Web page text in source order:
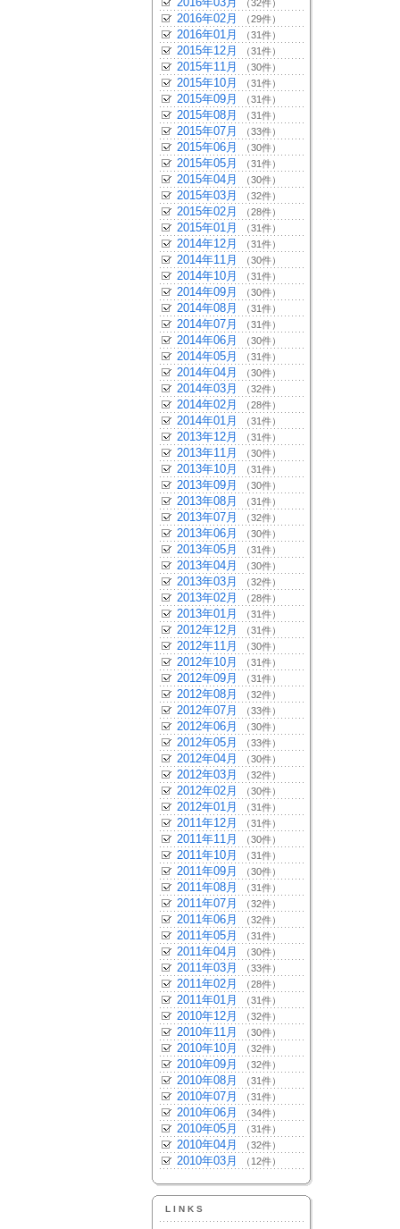
（32件）
2016年02月 （29件）
2016年01月 （31件）
2015年12月 （31件）
2015年11月 （30件）
2015年10月 （31件）
2015年09月 （31件）
2015年08月 （31件）
2015年07月 （33件）
2015年06月 （30件）
2015年05月 （31件）
2015年04月 （30件）
2015年03月 （32件）
2015年02月 （28件）
2015年01月 （31件）
2014年12月 （31件）
2014年11月 （30件）
2014年10月 （31件）
2014年09月 （30件）
2014年08月 （31件）
2014年07月 （31件）
2014年06月 （30件）
2014年05月 （31件）
2014年04月 （30件）
2014年03月 （32件）
2014年02月 （28件）
2014年01月 （31件）
2013年12月 （31件）
2013年11月 （30件）
2013年10月 （31件）
2013年09月 （30件）
2013年08月 （31件）
2013年07月 （32件）
2013年06月 （30件）
2013年05月 （31件）
2013年04月 （30件）
2013年03月 （32件）
2013年02月 （28件）
2013年01月 （31件）
2012年12月 （31件）
2012年11月 （30件）
2012年10月 （31件）
2012年09月 （31件）
2012年08月 （32件）
2012年07月 （33件）
2012年06月 （30件）
2012年05月 （33件）
2012年04月 （30件）
2012年03月 （32件）
2012年02月 （30件）
2012年01月 （31件）
2011年12月 （31件）
2011年11月 （30件）
2011年10月 （31件）
2011年09月 （30件）
2011年08月 （31件）
2011年07月 （32件）
2011年06月 （32件）
2011年05月 （31件）
2011年04月 （30件）
2011年03月 （33件）
2011年02月 （28件）
2011年01月 （31件）
2010年12月 （32件）
2010年11月 （30件）
2010年10月 （32件）
2010年09月 （32件）
2010年08月 （31件）
2010年07月 （31件）
2010年06月 （34件）
2010年05月 （31件）
2010年04月 （32件）
2010年03月 （12件）
LINKS